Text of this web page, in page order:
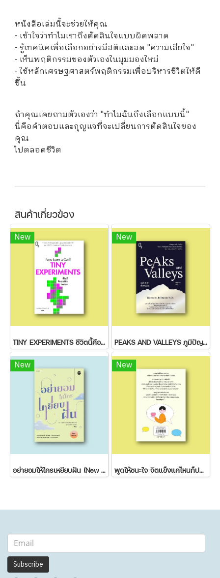
หนังสือเล่มนี้จะช่วยให้คุณ
- เข้าใจว่าทำไมเราถึงตัดสินใจแบบผิดพลาด
- รู้เทคนิคเพื่อเลือกอย่างมีสติและลด "ความเสียใจ"
- เห็นพฤติกรรมของตัวเองในมุมมองใหม่
- ใช้หลักเศรษฐศาสตร์พฤติกรรมเพื่อบริหารชีวิตให้ดี
ขึ้น
ถ้าคุณเคยถามตัวเองว่า "ทำไมฉันถึงเลือกแบบนี้"
นี่คือคำตอบและกุญแจที่จะเปลี่ยนการตัดสินใจของ
คุณ
ไปตลอดชีวิต
สินค้าเกี่ยวข้อง
New
TINY EXPERIMENTS ชีวิตนี้คือเวอร์ชั่นทดลอง
New
PEAKS AND VALLEYS ภูมิปัญญาฝ่าฟันชีวิต
New
อย่ายอมให้ใครเหยียบฝัน (New Edition)
New
พูดให้ชนะใจ จิตแข็งแค่ไหนก็ปฏิเสธไม่ลง
Subscribe